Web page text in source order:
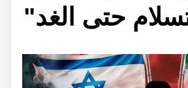
حتى الغد"